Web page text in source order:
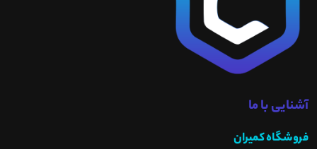
آشنایی با ما
فروشگاه کمیران